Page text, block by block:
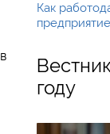
Как
году